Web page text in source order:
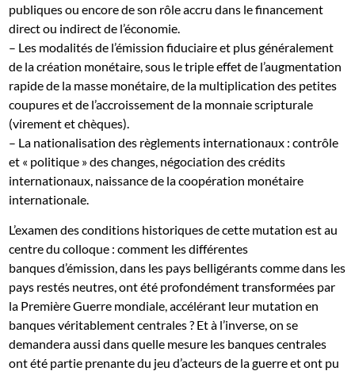
publiques ou encore de son rôle accru dans le financement
direct ou indirect de l’économie.
– Les modalités de l’émission fiduciaire et plus généralement
de la création monétaire, sous le triple effet de l’augmentation
rapide de la masse monétaire, de la multiplication des petites
coupures et de l’accroissement de la monnaie scripturale
(virement et chèques).
– La nationalisation des règlements internationaux : contrôle
et « politique » des changes, négociation des crédits
internationaux, naissance de la coopération monétaire
internationale.
L’examen des conditions historiques de cette mutation est au
centre du colloque : comment les différentes
banques d’émission, dans les pays belligérants comme dans les
pays restés neutres, ont été profondément transformées par
la Première Guerre mondiale, accélérant leur mutation en
banques véritablement centrales ? Et à l’inverse, on se
demandera aussi dans quelle mesure les banques centrales
ont été partie prenante du jeu d’acteurs de la guerre et ont pu